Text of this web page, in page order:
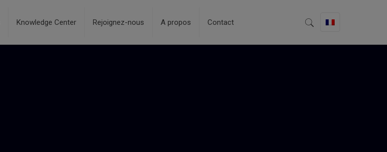
Knowledge Center Rejoignez-nous A propos Contact